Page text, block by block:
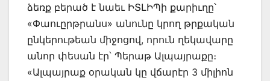
ձեռք բերած է նաեւ ԻՏԼԻՊի քարիւղը՝
«Փաուըրթրանս» անունը կրող թրքական
ընկերութեան միջոցով, որուն ղեկավարը
անոր փեսան էր՝ Պերաթ Ալպայրաքը։
«Ալպայրաք օրական կը վճարէր 3 միլիոն